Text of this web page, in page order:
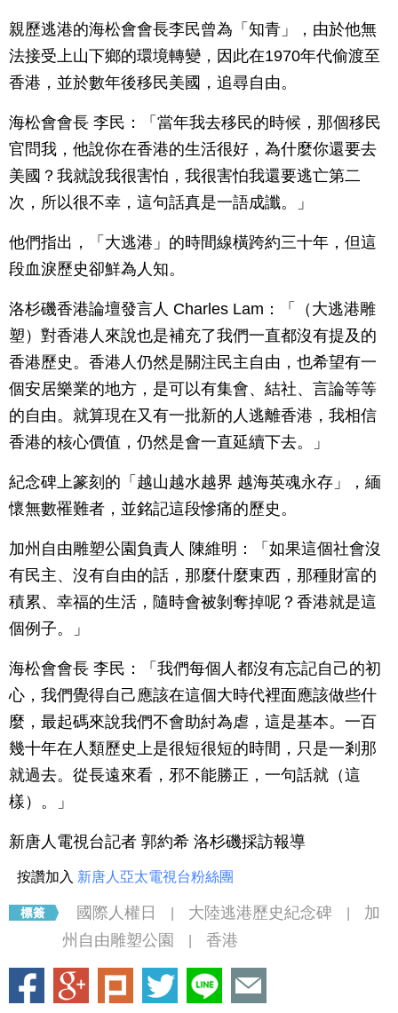
親歷逃港的海松會會長李民曾為「知青」，由於他無
法接受上山下鄉的環境轉變，因此在1970年代偷渡至
香港，並於數年後移民美國，追尋自由。
海松會會長 李民：「當年我去移民的時候，那個移民
官問我，他說你在香港的生活很好，為什麼你還要去
美國？我就說我很害怕，我很害怕我還要逃亡第二
次，所以很不幸，這句話真是一語成讖。」
他們指出，「大逃港」的時間線橫跨約三十年，但這
段血淚歷史卻鮮為人知。
洛杉磯香港論壇發言人 Charles Lam：「（大逃港雕
塑）對香港人來說也是補充了我們一直都沒有提及的
香港歷史。香港人仍然是關注民主自由，也希望有一
個安居樂業的地方，是可以有集會、結社、言論等等
的自由。就算現在又有一批新的人逃離香港，我相信
香港的核心價值，仍然是會一直延續下去。」
紀念碑上篆刻的「越山越水越界 越海英魂永存」，緬
懷無數罹難者，並銘記這段慘痛的歷史。
加州自由雕塑公園負責人 陳維明：「如果這個社會沒
有民主、沒有自由的話，那麼什麼東西，那種財富的
積累、幸福的生活，隨時會被剝奪掉呢？香港就是這
個例子。」
海松會會長 李民：「我們每個人都沒有忘記自己的初
心，我們覺得自己應該在這個大時代裡面應該做些什
麼，最起碼來說我們不會助紂為虐，這是基本。一百
幾十年在人類歷史上是很短很短的時間，只是一剎那
就過去。從長遠來看，邪不能勝正，一句話就（這
樣）。」
新唐人電視台記者 郭約希 洛杉磯採訪報導
按讚加入 新唐人亞太電視台粉絲團
國際人權日 大陸逃港歷史紀念碑
加
州自由雕塑公園
香港